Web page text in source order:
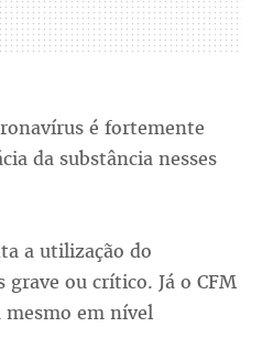
é fortemente
da substância nesses
a utilização do
ou crítico. Já o CFM
mesmo em nível